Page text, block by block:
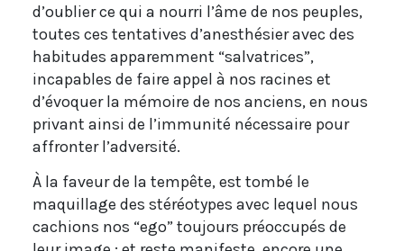
d’oublier ce qui a nourri l’âme de nos peuples,
toutes ces tentatives d’anesthésier avec des
habitudes apparemment “salvatrices”,
incapables de faire appel à nos racines et
d’évoquer la mémoire de nos anciens, en nous
privant ainsi de l’immunité nécessaire pour
affronter l’adversité.
À la faveur de la tempête, est tombé le
maquillage des stéréotypes avec lequel nous
cachions nos “ego” toujours préoccupés de